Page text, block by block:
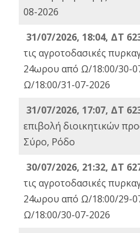
08-2026
31/07/2026, 18:04, ΔΤ
τις αγροτοδασικές
24ωρου από Ω/18:00/30-
Ω/18:00/31-07-2026
31/07/2026, 17:07, ΔΤ
επιβολή διοικητικών
Σύρο, Ρόδο
30/07/2026, 21:32, ΔΤ
τις αγροτοδασικές
24ωρου από Ω/18:00/29-
Ω/18:00/30-07-2026